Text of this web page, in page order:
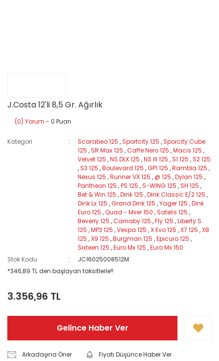
J.Costa 12'li 8,5 Gr. Ağırlık
(0) Yorum - 0 Puan
Kategori Scarabeo 125 ,Sportcity 125 ,Sporcity Cube
125 ,SR Max 125 ,Caffe Nero 125 ,Macis 125 ,
Velvet 125 ,NS DLX 125 ,NS III 125 ,S1 125 ,S2 125
,S3 125 ,Boulevard 125 ,GP1 125 ,Rambla 125 ,
Nexus 125 ,Runner VX 125 , @ 125 ,Dylan 125 ,
Pantheon 125 ,PS 125 ,S-WING 125 ,SH 125 ,
Bet & Win 125 ,Dink 125 ,Dink Classic E/2 125 ,
Dink Lx 125 ,Grand Dink 125 ,Yager 125 ,Dink
Euro 125 ,Quad - Mxer 150 ,Satelis 125 ,
Beverly 125 ,Carnaby 125 ,Fly 125 ,Liberty S
125 ,MP3 125 ,Vespa 125 ,X Evo 125 ,X7 125 ,X8
125 ,X9 125 ,Burgman 125 ,Epicuro 125 ,
Sixteen 125 ,Euro Mx 125 ,Euro Mx 150
Stok Kodu
JC16025008512M
*346,89 TL den başlayan taksitlerle!!
3.356,96 TL
Gelince Haber Ver
Arkadaşına Öner
Fiyatı Düşünce Haber Ver